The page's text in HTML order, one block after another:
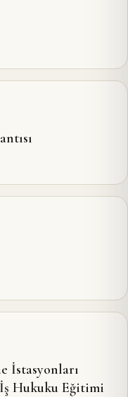
İstasyonları
Hukuku Eğitimi